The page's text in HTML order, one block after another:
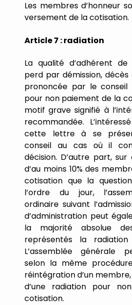
Les membres d’honneur
versement de lacotisation.
Article7 :radiation
La qualité d’adhérent de
perd par démission, décès
prononcée par le conseil
pour non paiement de la
motif grave signifié à l’
recommandée.
L’intéressé
cette
lettre à se
conseil au cas où il
décision. D’autre part, sur
d’au moins 10% des
cotisation que la question
l’ordre du jour, l’
ordinaire suivant l’
d’administration peut
la
majorité absolue
représentés
la radiation
L’assemblée générale
selon la même
réintégrationd’un membre,
d’une radiation pour
cotisation.